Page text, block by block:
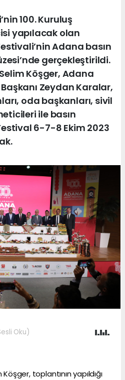
100. Kuruluş
yapılacak olan
Adana basın
gerçekleştirildi.
Köşger, Adana
Zeydan Karalar,
oda başkanları, sivil
ile basın
6-7-8 Ekim 2023
Oku)
toplantının yapıldığı